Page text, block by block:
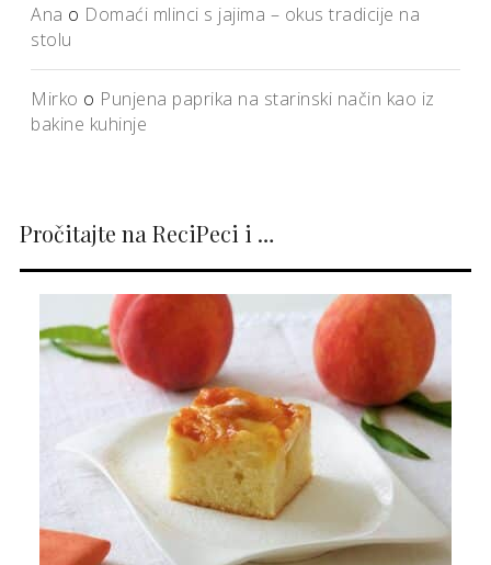
Ana o Domaći mlinci s jajima – okus tradicije na
stolu
Mirko o Punjena paprika na starinski način kao iz
bakine kuhinje
Pročitajte na ReciPeci i …